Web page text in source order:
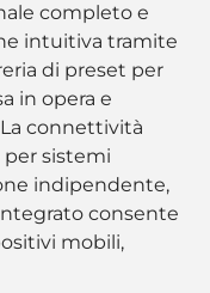
completo e
intuitiva tramite
di preset per
in opera e
connettività
sistemi
indipendente,
consente
mobili,